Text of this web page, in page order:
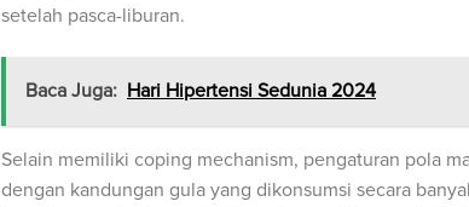
setelah pasca-liburan.
Baca Juga: Hari Hipertensi Sedunia 2024
Selain memiliki coping mechanism, pengaturan pola
dengan kandungan gula yang dikonsumsi secara